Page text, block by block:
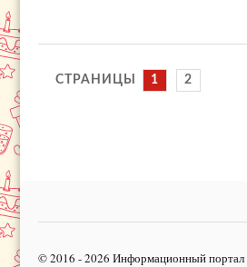
СТРАНИЦЫ 1 2
© 2016 - 2026 Информационный портал